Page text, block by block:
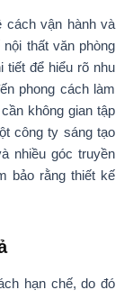
cách vận hành và
thất văn phòng
tiết để hiểu rõ nhu
phong cách làm
không gian tập
công ty sáng tạo
nhiều góc truyền
bảo rằng thiết kế
hạn chế, do đó